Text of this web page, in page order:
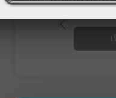
เ